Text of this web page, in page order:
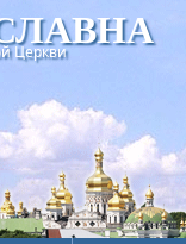
Церкви